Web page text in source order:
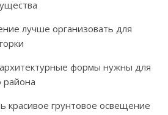
лучше организовать для
формы нужны для
района
красивое грунтовое освещение